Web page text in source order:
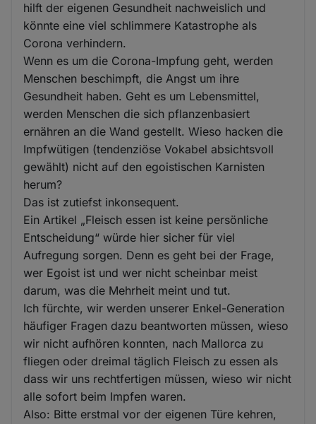
hilft der eigenen Gesundheit nachweislich und
könnte eine viel schlimmere Katastrophe als
Corona verhindern.
Wenn es um die Corona-Impfung geht, werden
Menschen beschimpft, die Angst um ihre
Gesundheit haben. Geht es um Lebensmittel,
werden Menschen die sich pflanzenbasiert
ernähren an die Wand gestellt. Wieso hacken die
Impfwütigen (tendenziöse Vokabel absichtsvoll
gewählt) nicht auf den egoistischen Karnisten
herum?
Das ist zutiefst inkonsequent.
Ein Artikel „Fleisch essen ist keine persönliche
Entscheidung“ würde hier sicher für viel
Aufregung sorgen. Denn es geht bei der Frage,
wer Egoist ist und wer nicht scheinbar meist
darum, was die Mehrheit meint und tut.
Ich fürchte, wir werden unserer Enkel-Generation
häufiger Fragen dazu beantworten müssen, wieso
wir nicht aufhören konnten, nach Mallorca zu
fliegen oder dreimal täglich Fleisch zu essen als
dass wir uns rechtfertigen müssen, wieso wir nicht
alle sofort beim Impfen waren.
Also: Bitte erstmal vor der eigenen Türe kehren,